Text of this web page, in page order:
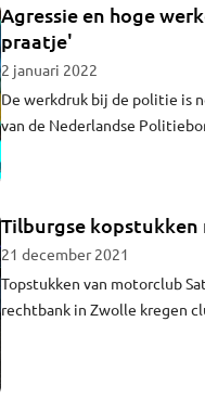
Agressie en hoge
praatje'
2 januari 2022
De werkdruk bij de politie is
van de Nederlandse
Tilburgse
21 december 2021
Topstukken van motorclub
rechtbank in Zwolle kregen